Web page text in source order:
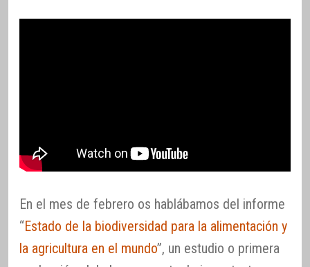
En el mes de febrero os hablábamos del informe
“Estado de la biodiversidad para la alimentación y
la agricultura en el mundo”, un estudio o primera